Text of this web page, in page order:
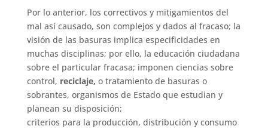
Por lo anterior, los correctivos y mitigamientos del
mal así causado, son complejos y dados al fracaso; la
visión de las basuras implica especificidades en
muchas disciplinas; por ello, la educación ciudadana
sobre el particular fracasa; imponen ciencias sobre
control, reciclaje, o tratamiento de basuras o
sobrantes, organismos de Estado que estudian y
planean su disposición;
criterios para la producción, distribución y consumo